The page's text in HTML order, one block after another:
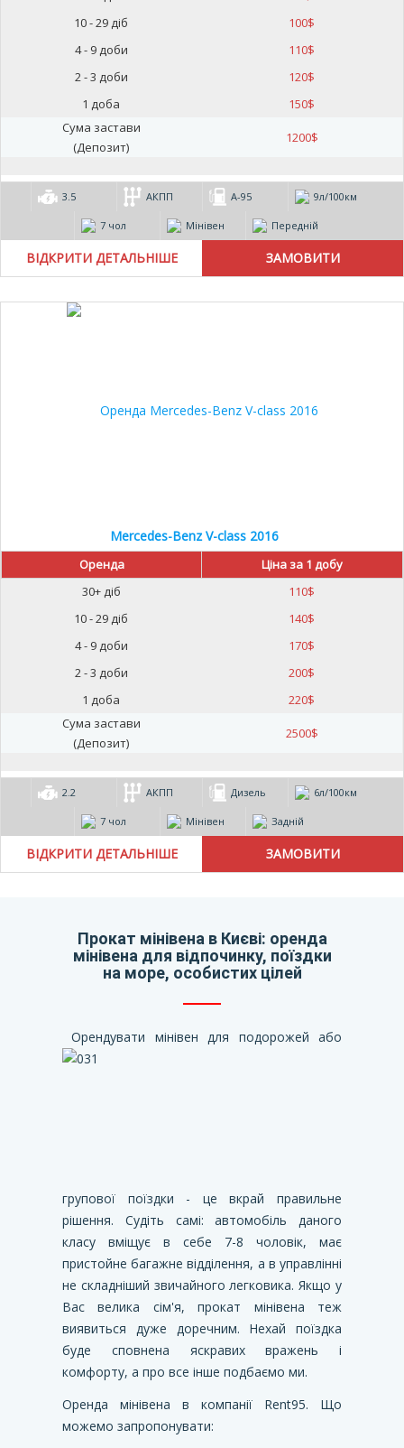
10 - 29 діб
100$
4 - 9 доби
110$
2 - 3 доби
120$
1 доба
150$
Сума застави
(Депозит)
1200$
3.5 АКПП А-95 9л/100км
7 чол Мінівен Передній
ВІДКРИТИ ДЕТАЛЬНІШЕ
Mercedes-Benz V-class 2016
Оренда
Ціна за 1 добу
30+ діб
110$
10 - 29 діб
140$
4 - 9 доби
170$
2 - 3 доби
200$
1 доба
220$
Сума застави
(Депозит)
2500$
2.2 АКПП Дизель 6л/100км
7 чол Мінівен Задній
ВІДКРИТИ ДЕТАЛЬНІШЕ
Прокат мінівена в Києві: оренда
мінівена для відпочинку, поїздки
на море, особистих цілей
Орендувати мінівен для подорожей або
групової поїздки - це вкрай правильне
рішення. Судіть самі: автомобіль даного
класу вміщує в себе 7-8 чоловік, має
пристойне багажне відділення, а в управлінні
не складніший звичайного легковика. Якщо у
Вас велика сім'я, прокат мінівена теж
виявиться дуже доречним. Нехай поїздка
буде сповнена яскравих вражень і
комфорту, а про все інше подбаємо ми.
Оренда мінівена в компанії Rent95. Що
можемо запропонувати: